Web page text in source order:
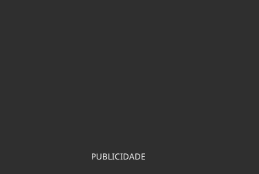
PUBLICIDADE